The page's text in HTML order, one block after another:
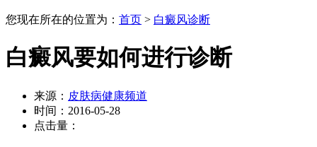
您现在所在的位置为： 首页 > 白癜风诊断
白癜风要如何进行诊断
来源： 皮肤病健康频道
时间：2016-05-28
点击量：